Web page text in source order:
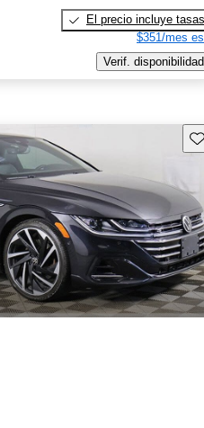
El precio incluye tasas
$351/mes
Verif. disponibilidad